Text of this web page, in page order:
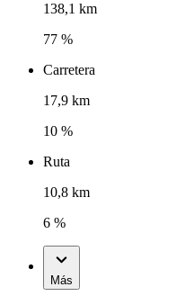
138,1 km
77 %
Carretera
17,9 km
10 %
Ruta
10,8 km
6 %
Más